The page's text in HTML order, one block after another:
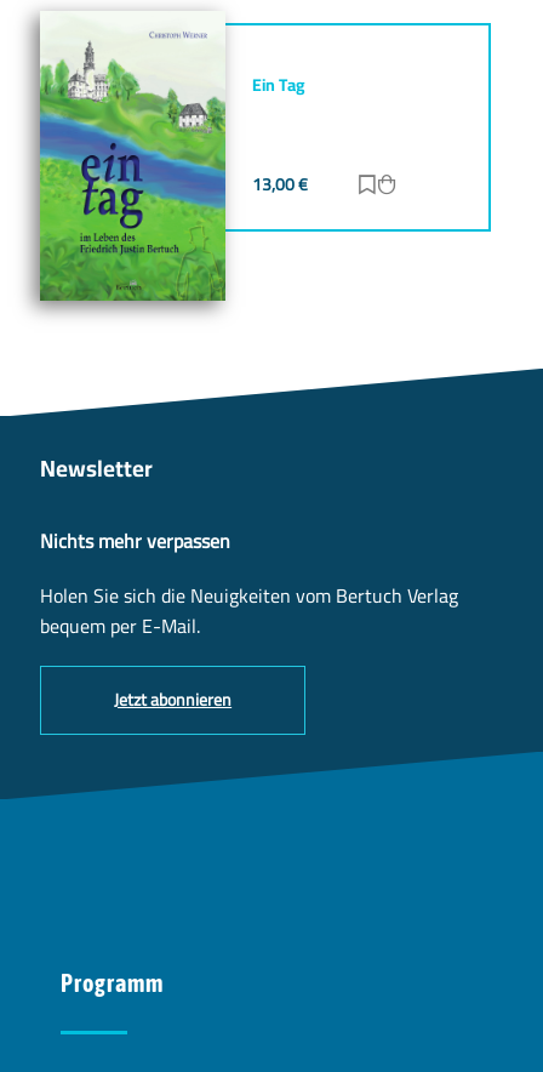
Ein Tag
13,00€ Zur Merkliste
Newsletter
Nichts mehr verpassen
Holen Sie sich die Neuigkeiten vom Bertuch Verlag
bequem per E-Mail.
Jetzt abonnieren
Programm